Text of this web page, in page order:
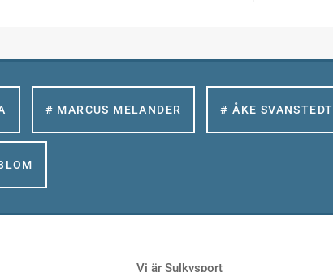
# MARCUS MELANDER # ÅKE SVANSTEDT
Vi är Sulkysport